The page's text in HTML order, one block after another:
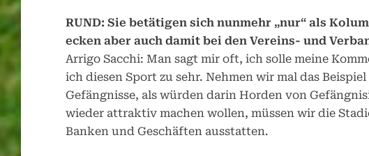
RUND: Sie betätigen sich nunmehr „nur“ als
ecken aber auch damit bei den Vereins- und
Arrigo Sacchi: Man sagt mir oft, ich solle meine
ich diesen Sport zu sehr. Nehmen wir mal das
Gefängnisse, als würden darin Horden von
wieder attraktiv machen wollen, müssen wir die
Banken und Geschäften ausstatten.